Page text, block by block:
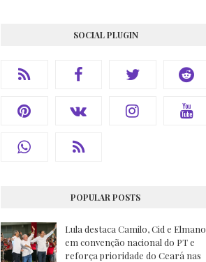
SOCIAL PLUGIN
POPULAR POSTS
Lula destaca Camilo, Cid e Elmano
em convenção nacional do PT e
reforça prioridade do Ceará nas